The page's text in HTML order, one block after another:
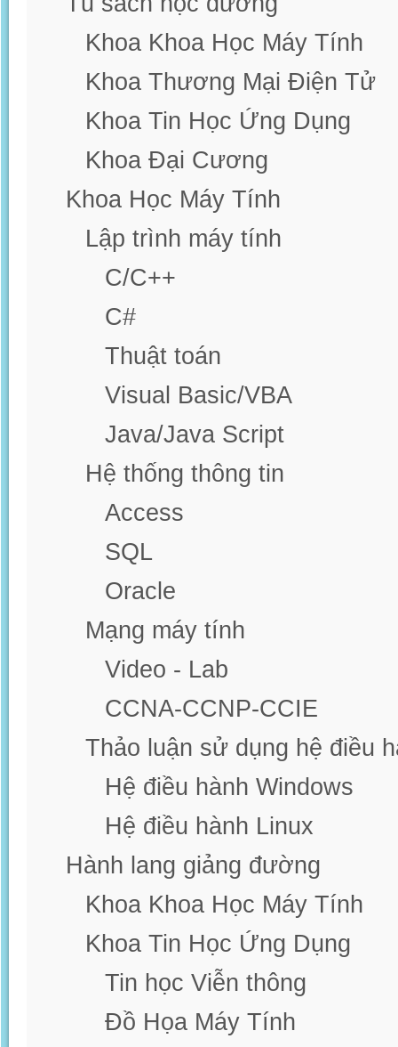
Khoa Khoa Học Máy Tính
Khoa Thương Mại Điện Tử
Khoa Tin Học Ứng Dụng
Khoa Đại Cương
Khoa Học Máy Tính
Lập trình máy tính
C/C++
C#
Thuật toán
Visual Basic/VBA
Java/Java Script
Hệ thống thông tin
Access
SQL
Oracle
Mạng máy tính
Video - Lab
CCNA-CCNP-CCIE
Thảo luận sử dụng hệ điều
Hệ điều hành Windows
Hệ điều hành Linux
Hành lang giảng đường
Khoa Khoa Học Máy Tính
Khoa Tin Học Ứng Dụng
Tin học Viễn thông
Đồ Họa Máy Tính